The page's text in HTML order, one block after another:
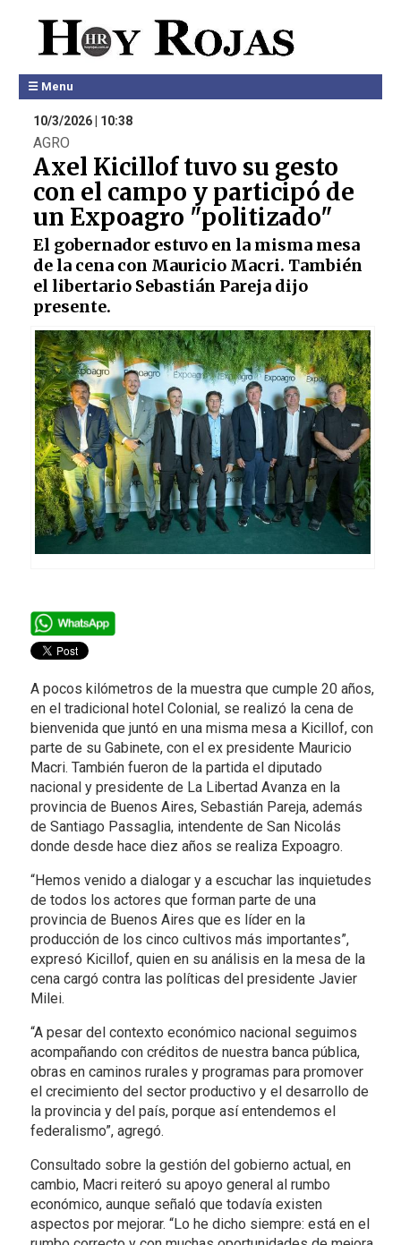
☰ Menu
10/3/2026 | 10:38
AGRO
Axel Kicillof tuvo su gesto
con el campo y participó de
un Expoagro "politizado"
El gobernador estuvo en la misma mesa
de la cena con Mauricio Macri. También
el libertario Sebastián Pareja dijo
presente.
A pocos kilómetros de la muestra que cumple 20 años,
en el tradicional hotel Colonial, se realizó la cena de
bienvenida que juntó en una misma mesa a Kicillof, con
parte de su Gabinete, con el ex presidente Mauricio
Macri. También fueron de la partida el diputado
nacional y presidente de La Libertad Avanza en la
provincia de Buenos Aires, Sebastián Pareja, además
de Santiago Passaglia, intendente de San Nicolás
donde desde hace diez años se realiza Expoagro.
“Hemos venido a dialogar y a escuchar las inquietudes
de todos los actores que forman parte de una
provincia de Buenos Aires que es líder en la
producción de los cinco cultivos más importantes”,
expresó Kicillof, quien en su análisis en la mesa de la
cena cargó contra las políticas del presidente Javier
Milei.
“A pesar del contexto económico nacional seguimos
acompañando con créditos de nuestra banca pública,
obras en caminos rurales y programas para promover
el crecimiento del sector productivo y el desarrollo de
la provincia y del país, porque así entendemos el
federalismo”, agregó.
Consultado sobre la gestión del gobierno actual, en
cambio, Macri reiteró su apoyo general al rumbo
económico, aunque señaló que todavía existen
aspectos por mejorar. “Lo he dicho siempre: está en el